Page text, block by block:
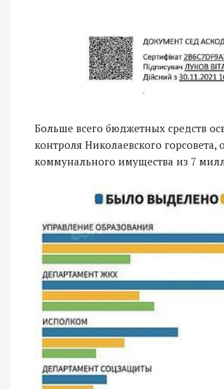
Больше всего бюджетных средств
контроля Николаевского горсовета,
коммунального имущества из 7